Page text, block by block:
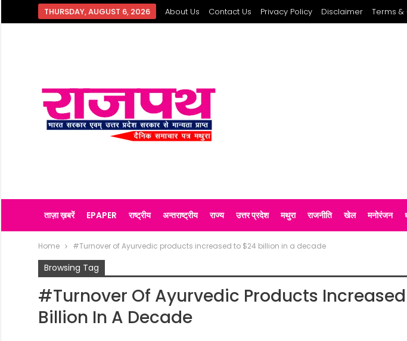
THURSDAY, AUGUST 6, 2026 About Us Contact Us Privacy Policy Disclaimer Terms &
ताज़ा ख़बरें EPAPER राष्ट्रीय अन्तराष्ट्रीय राज्य उत्तर प्रदेश मथुरा राजनीति खेल मनोरंजन
Home #Turnover of Ayurvedic products increased to $24 billion in a decade
Browsing Tag
#Turnover Of Ayurvedic Products
Billion In A Decade